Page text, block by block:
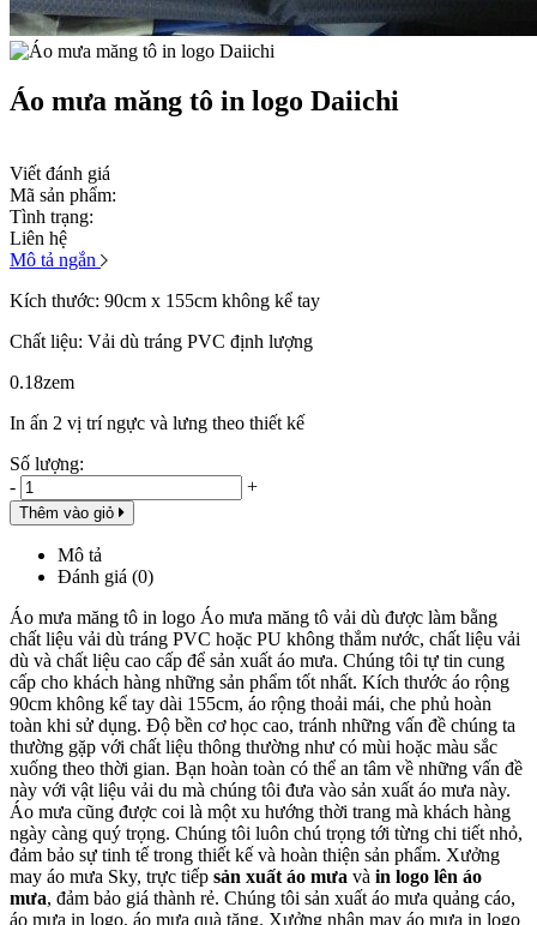
Áo mưa măng tô in logo Daiichi
Viết đánh giá
Mã sản phẩm:
Tình trạng:
Liên hệ
Mô tả ngắn
Kích thước: 90cm x 155cm không kể tay
Chất liệu: Vải dù tráng PVC định lượng
0.18zem
In ấn 2 vị trí ngực và lưng theo thiết kế
Số lượng:
-
+
Thêm vào giỏ
Mô tả
Đánh giá (0)
Áo mưa măng tô in logo Áo mưa măng tô vải dù được làm bằng
chất liệu vải dù tráng PVC hoặc PU không thắm nước, chất liệu vải
dù và chất liệu cao cấp để sản xuất áo mưa. Chúng tôi tự tin cung
cấp cho khách hàng những sản phẩm tốt nhất. Kích thước áo rộng
90cm không kể tay dài 155cm, áo rộng thoải mái, che phủ hoàn
toàn khi sử dụng. Độ bền cơ học cao, tránh những vấn đề chúng ta
thường gặp với chất liệu thông thường như có mùi hoặc màu sắc
xuống theo thời gian. Bạn hoàn toàn có thể an tâm về những vấn đề
này với vật liệu vải du mà chúng tôi đưa vào sản xuất áo mưa này.
Áo mưa cũng được coi là một xu hướng thời trang mà khách hàng
ngày càng quý trọng. Chúng tôi luôn chú trọng tới từng chi tiết nhỏ,
đảm bảo sự tinh tế trong thiết kế và hoàn thiện sản phẩm. Xưởng
may áo mưa Sky, trực tiếp sản xuất áo mưa và in logo lên áo
mưa, đảm bảo giá thành rẻ. Chúng tôi sản xuất áo mưa quảng cáo,
áo mưa in logo, áo mưa quà tặng. Xưởng nhận may áo mưa in logo